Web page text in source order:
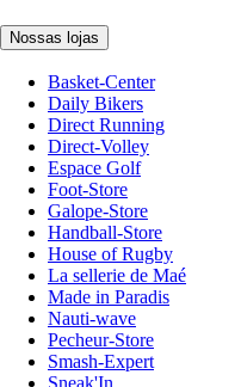
Nossas lojas
Basket-Center
Daily Bikers
Direct Running
Direct-Volley
Espace Golf
Foot-Store
Galope-Store
Handball-Store
House of Rugby
La sellerie de Maé
Made in Paradis
Nauti-wave
Pecheur-Store
Smash-Expert